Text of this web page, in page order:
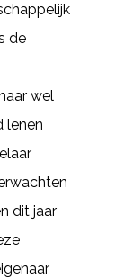
de
wel
lenen
dit jaar